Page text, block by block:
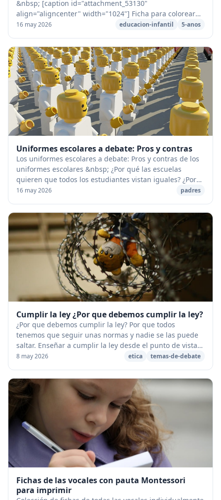
&nbsp; [caption id="attachment_53130"
align="aligncenter" width="1024"] Ficha para colorear
de la letra J[/caption] [caption id="attachment...
16 may 2026 educacion-infantil 5-anos
Uniformes escolares a debate: Pros y contras
Los uniformes escolares a debate: Pros y contras de los
uniformes escolares &nbsp; ¿Por qué las escuelas
quieren que todos los estudiantes vistan iguales? ¿Por
qué muchas escuelas están tan obsesionad...
16 may 2026 padres
Cumplir la ley ¿Por que debemos cumplir la ley?
¿Por que debemos cumplir la ley? Por que todos
tenemos que seguir unas normas y nadie se las puede
saltar. Enseñar a cumplir la ley desde el punto de vista
ético es tremendamente complicado en una soc...
8 may 2026 etica temas-de-debate
Fichas de las vocales con pauta Montessori
para imprimir